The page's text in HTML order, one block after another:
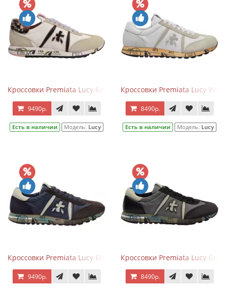
Кроссовки Premiata Lucy бежевые с черным
9490р.
Есть в наличии Модель: Lucy
Кроссовки Premiata Lucy
8490р.
Есть в наличии Модель: Lucy
Кроссовки Premiata Lucy Blue Brown
9490р.
Кроссовки Premiata Lucy
8490р.